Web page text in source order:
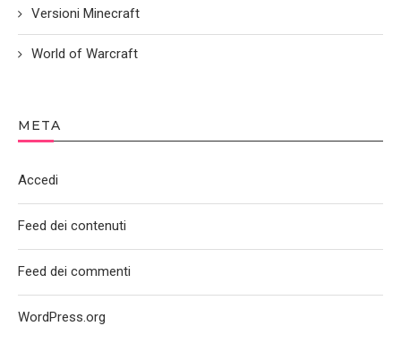
Versioni Minecraft
World of Warcraft
META
Accedi
Feed dei contenuti
Feed dei commenti
WordPress.org